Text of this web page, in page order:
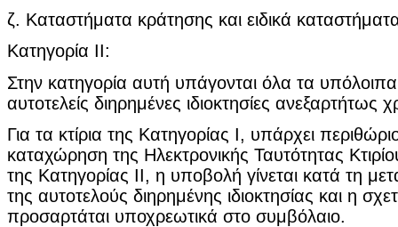
ζ. Καταστήματα κράτησης και ειδικά
Κατηγορία II:
Στην κατηγορία αυτή υπάγονται όλα τα υπόλοιπα
αυτοτελείς διηρημένες ιδιοκτησίες ανεξαρτήτως
Για τα κτίρια της Κατηγορίας Ι, υπάρχει
καταχώρηση της Ηλεκτρονικής Ταυτότητας
της Κατηγορίας II, η υποβολή γίνεται κατά τη
της αυτοτελούς διηρημένης ιδιοκτησίας και η
προσαρτάται υποχρεωτικά στο συμβόλαιο.